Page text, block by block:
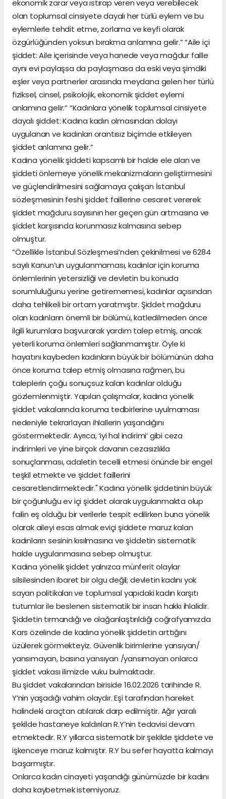
ekonomik zarar veya ıstırap veren veya verebilecek
olan toplumsal cinsiyete dayalı her türlü eylem ve bu
eylemlerle tehdit etme, zorlama ve keyfi olarak
özgürlüğünden yoksun bırakma anlamına gelir.” “Aile içi
şiddet: Aile içerisinde veya hanede veya mağdur faille
aynı evi paylaşsa da paylaşmasa da eski veya şimdiki
eşler veya partnerler arasında meydana gelen her türlü
fiziksel, cinsel, psikolojik, ekonomik şiddet eylemi
anlamına gelir.” “Kadınlara yönelik toplumsal cinsiyete
dayalı şiddet: Kadına kadın olmasından dolayı
uygulanan ve kadınları orantısız biçimde etkileyen
şiddet anlamına gelir.”
Kadına yönelik şiddeti kapsamlı bir halde ele alan ve
şiddeti önlemeye yönelik mekanizmaların geliştirmesini
ve güçlendirilmesini sağlamaya çalışan İstanbul
sözleşmesinin feshi şiddet faillerine cesaret vererek
şiddet mağduru sayısının her geçen gün artmasına ve
şiddet karşısında korunmasız kalmasına sebep
olmuştur.
“Özellikle İstanbul Sözleşmesi’nden çekinilmesi ve 6284
sayılı Kanun’un uygulanmaması, kadınlar için koruma
önlemlerinin yetersizliği ve devletin bu konuda
sorumluluğunu yerine getirememesi, kadınlar açısından
daha tehlikeli bir ortam yaratmıştır. Şiddet mağduru
olan kadınların önemli bir bölümü, katledilmeden önce
ilgili kurumlara başvurarak yardım talep etmiş, ancak
yeterli koruma önlemleri sağlanmamıştır. Öyle ki
hayatını kaybeden kadınların büyük bir bölümünün daha
önce koruma talep etmiş olmasına rağmen, bu
taleplerin çoğu sonuçsuz kalan kadınlar olduğu
gözlemlenmiştir. Yapılan çalışmalar, kadına yönelik
şiddet vakalarında koruma tedbirlerine uyulmaması
nedeniyle tekrarlayan ihlallerin yaşandığını
göstermektedir. Ayrıca, ‘iyi hal indirimi’ gibi ceza
indirimleri ve yine birçok davanın cezasızlıkla
sonuçlanması, adaletin tecelli etmesi önünde bir engel
teşkil etmekte ve şiddet faillerini
cesaretlendirmektedir." Kadına yönelik şiddetinin büyük
bir çoğunluğu ev içi şiddet olarak uygulanmakta olup
failin eş olduğu bir verilerle tespit edilirken buna yönelik
olarak aileyi esas almak eviçi şiddete maruz kalan
kadınların sesinin kısılmasına ve şiddetin sistematik
halde uygulanmasına sebep olmuştur.
Kadına yönelik şiddet yalnızca münferit olaylar
silsilesinden ibaret bir olgu değil; devletin kadını yok
sayan politikaları ve toplumsal yapıdaki kadın karşıtı
tutumlar ile beslenen sistematik bir insan hakkı ihlalidir.
Şiddetin tırmandığı ve olağanlaştırıldığı coğrafyamızda
Kars özelinde de kadına yönelik şiddetin arttığını
üzülerek görmekteyiz. Güvenlik birimlerine yansıyan/
yansımayan, basına yansıyan /yansımayan onlarca
şiddet vakası ilimizde vuku bulmaktadır.
Bu şiddet vakalarından biriside 16.02.2026 tarihinde R.
Y’nin yaşadığı vahim olaydır. Eşi tarafından hareket
halindeki araçtan atılarak darp edilmiştir. Ağır yaralı
şekilde hastaneye kaldırılan R.Y’nin tedavisi devam
etmektedir. R.Y yıllarca sistematik bir şekilde şiddete ve
işkenceye maruz kalmıştır. R.Y bu sefer hayatta kalmayı
başarmıştır.
Onlarca kadın cinayeti yaşandığı günümüzde bir kadını
daha kaybetmek istemiyoruz.